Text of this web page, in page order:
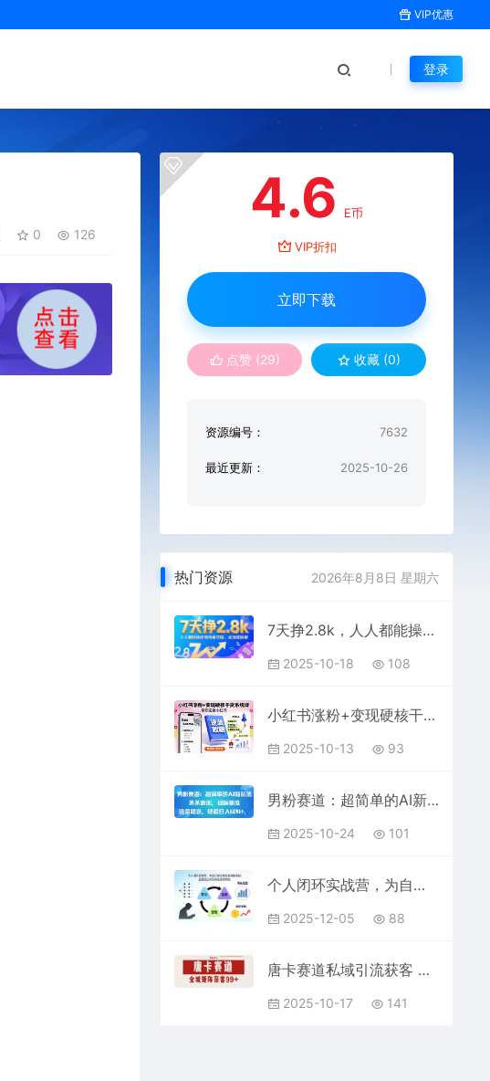
VIP优惠
登录
0 126
4.6 E币
VIP折扣
立即下载
点赞 (29) 收藏 (0)
资源编号： 7632
最近更新： 2025-10-26
热门资源 2026年8月8日 星期六
7天挣2.8k，人人都能操作的简单项目，全流程拆解
2025-10-18 108
小红书涨粉+变现硬核干货系统课，带你逆袭小红书
2025-10-13 93
男粉赛道：超简单的AI新玩法条条原创，目标精准，流量稳定轻松日入6张+
2025-10-24 101
个人闭环实战营，为自己建立稳定变现的基础，全面建立你的商业逻辑思维
2025-12-05 88
唐卡赛道私域引流获客 自热矩阵SOP日引流99+精准客资【揭秘】
2025-10-17 141